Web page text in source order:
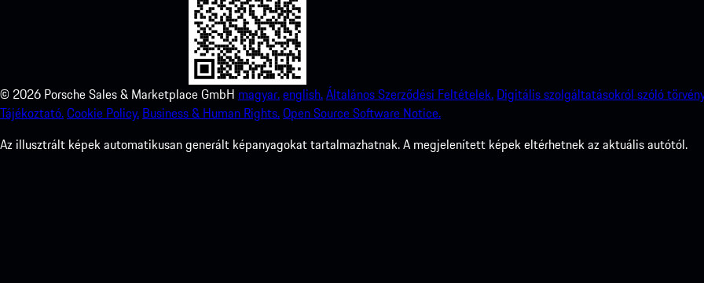
© 2026 Porsche Sales & Marketplace GmbH magyar.english.Általános Szerződési Feltételek. Digitális szolgáltatásokról szóló
Tájékoztató.Cookie Policy. Business & Human Rights.Open Source Software Notice.
Az illusztrált képek automatikusan generált képanyagokat tartalmazhatnak. A megjelenített képek eltérhetnek az aktuális autótól.